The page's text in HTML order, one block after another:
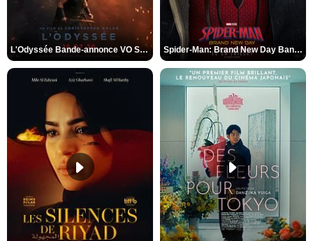
L'Odyssée Bande-annonce VO STFR Spider-Man: Brand New Day Bande-annonce VO STFR